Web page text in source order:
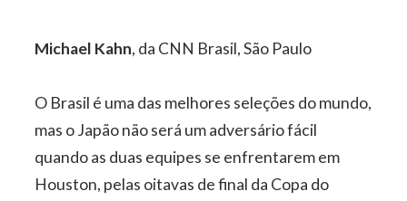
Michael Kahn, da CNN Brasil, São Paulo
O Brasil é uma das melhores seleções do mundo,
mas o Japão não será um adversário fácil
quando as duas equipes se enfrentarem em
Houston, pelas oitavas de final da Copa do